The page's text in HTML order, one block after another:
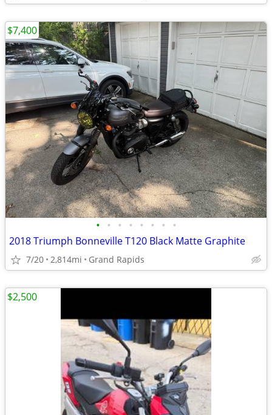
• • • • • • • •
2018 Triumph Bonneville T120 Black Matte Graphite
7/20 2,814mi Grand Rapids
$7,400
$2,500